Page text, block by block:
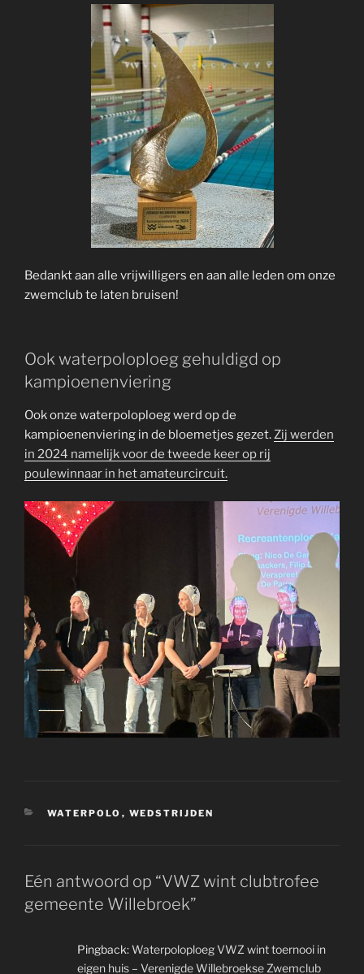
Bedankt aan alle vrijwilligers en aan alle leden om onze
zwemclub te laten bruisen!
Ook waterpoloploeg gehuldigd op
kampioenenviering
Ook onze waterpoloploeg werd op de
kampioenenviering in de bloemetjes gezet.Zij werden
in 2024 namelijk voor de tweede keer op rij
poulewinnaar in het amateurcircuit.
CATEGORIEËN
WATERPOLO , WEDSTRIJDEN
Eén antwoord op “VWZ wint clubtrofee
gemeente Willebroek”
Pingback:Waterpoloploeg VWZ wint toernooi in
eigen huis – Verenigde Willebroekse Zwemclub